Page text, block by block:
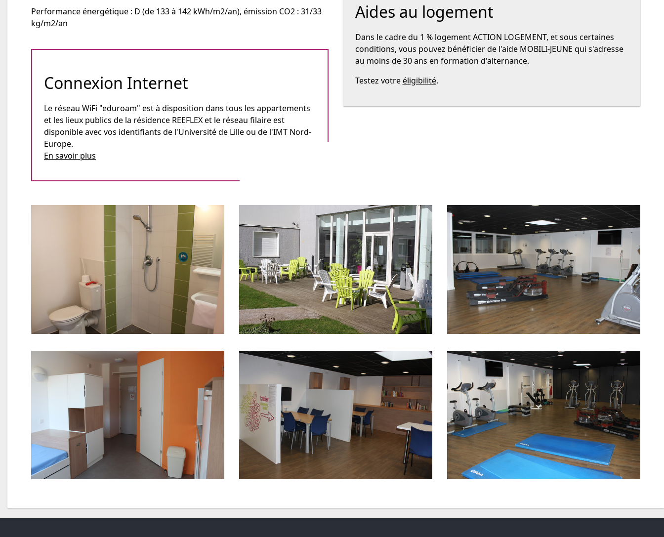
Performance énergétique : D (de 133 à 142 kWh/m2/an), émission CO2 : 31/33
kg/m2/an
Connexion Internet
Le réseau WiFi "eduroam" est à disposition dans tous les appartements
et les lieux publics de la résidence REEFLEX et le réseau filaire est
disponible avec vos identifiants de l'Université de Lille ou de l'IMT Nord-
Europe.
En savoir plus
Aides au logement
Dans le cadre du 1 % logement ACTION LOGEMENT, et sous certaines
conditions, vous pouvez bénéficier de l'aide MOBILI-JEUNE qui s'adresse
au moins de 30 ans en formation d'alternance.
Testez votreéligibilité.